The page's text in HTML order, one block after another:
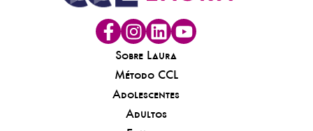
Sobre Laura
Método CCL
Adolescentes
Adultos